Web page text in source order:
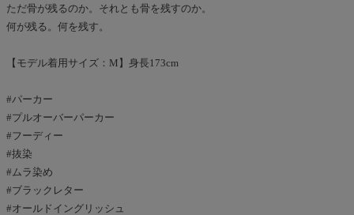
ただ骨が残るのか。それとも骨を残すのか。
何が残る。何を残す。
【モデル着用サイズ：M】身長173cm
#パーカー
#プルオーバーパーカー
#フーディー
#抜染
#ムラ染め
#ブラックレター
#オールドイングリッシュ